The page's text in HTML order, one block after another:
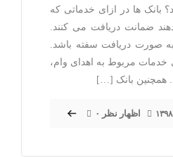
بانک ها در ازای خدماتی که
ضمانت دریافت می کنند.
صورت دریافت سفته باشد.
خدمات مربوط به اهدای وام،
همچنین بانک […]
۱۰ ۰ اظهار نظر